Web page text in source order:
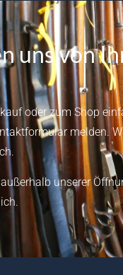
uns von
oder zum Shop
melden.
unserer